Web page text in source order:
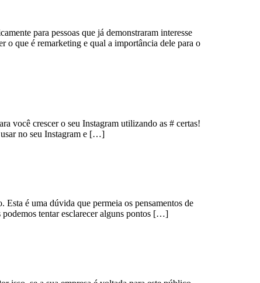
para pessoas que já demonstraram interesse
o que é remarketing e qual a importância dele para o
você crescer o seu Instagram utilizando as # certas!
usar no seu Instagram e […]
Esta é uma dúvida que permeia os pensamentos de
podemos tentar esclarecer alguns pontos […]